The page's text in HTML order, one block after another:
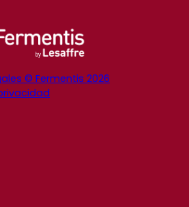
© Fermentis 2026